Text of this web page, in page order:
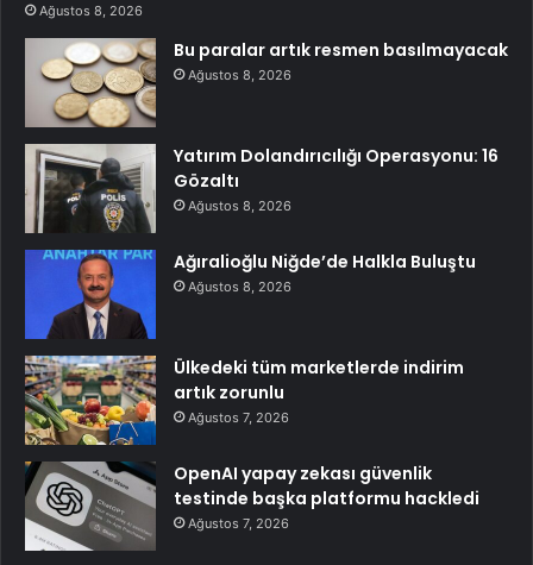
Ağustos 8, 2026
Bu paralar artık resmen basılmayacak
Ağustos 8, 2026
Yatırım Dolandırıcılığı Operasyonu: 16
Gözaltı
Ağustos 8, 2026
Ağıralioğlu Niğde’de Halkla Buluştu
Ağustos 8, 2026
Ülkedeki tüm marketlerde indirim
artık zorunlu
Ağustos 7, 2026
OpenAI yapay zekası güvenlik
testinde başka platformu hackledi
Ağustos 7, 2026